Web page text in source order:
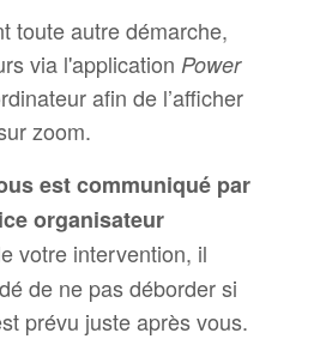
toute autre démarche,
via l'application Power
afin de l’afficher
zoom.
est communiqué par
organisateur
votre intervention, il
de ne pas déborder si
prévu juste après vous.